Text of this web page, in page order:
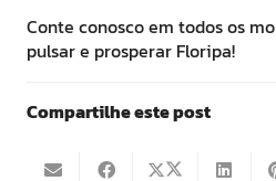
Conte conosco em todos os
pulsar e prosperar Floripa!
Compartilhe este post